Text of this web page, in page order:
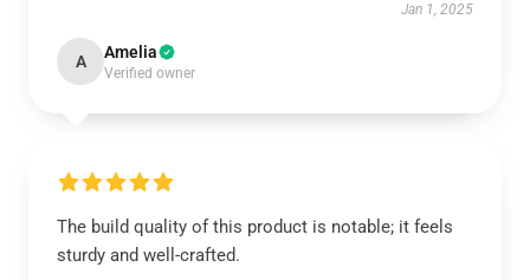
Jan 1, 2025
A Amelia
Verified owner
The build quality of this product is notable; it feels
sturdy and well-crafted.